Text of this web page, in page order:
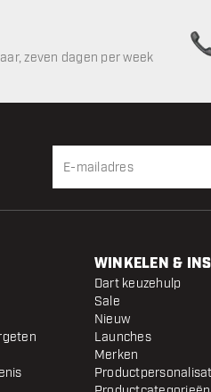
niet beschikbaar
zeven dagen per week
WINKELEN &
Dart keuzehulp
Sale
Nieuw
Launches
Merken